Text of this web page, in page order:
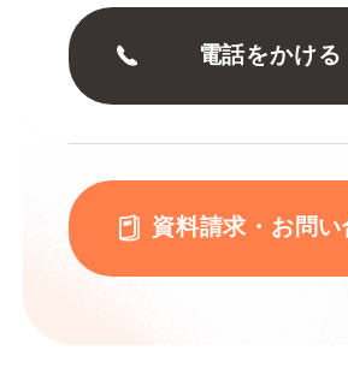
電話をかける
資料請求・お問い